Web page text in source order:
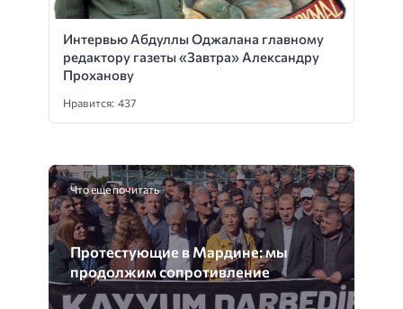
Интервью Абдуллы Оджалана главному
редактору газеты «Завтра» Александру
Проханову
Нравится: 437
Что еще почитать
Протестующие в Мардине: мы
продолжим сопротивление